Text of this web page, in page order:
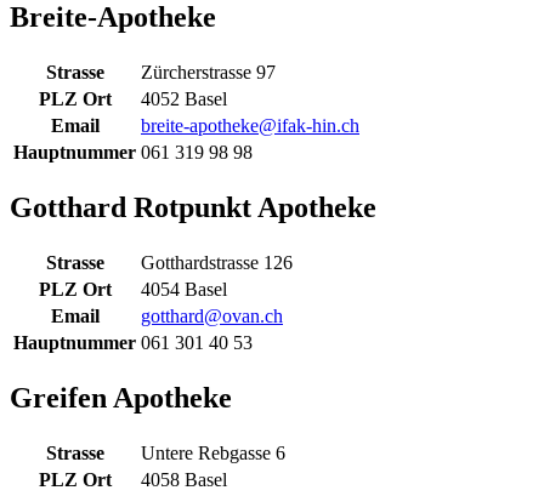
Breite-Apotheke
Strasse
Zürcherstrasse 97
PLZ Ort
4052 Basel
Email
breite-apotheke@ifak-hin.ch
Hauptnummer 061 319 98 98
Gotthard Rotpunkt Apotheke
Strasse
Gotthardstrasse 126
PLZ Ort
4054 Basel
Email
gotthard@ovan.ch
Hauptnummer 061 301 40 53
Greifen Apotheke
Strasse
Untere Rebgasse 6
PLZ Ort
4058 Basel